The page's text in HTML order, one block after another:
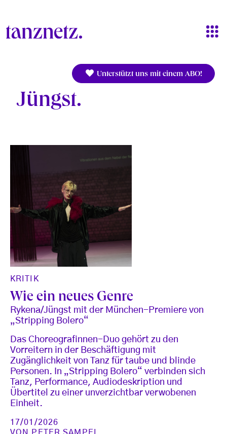
Unterstützt uns mit einem ABO!
Jüngst
KRITIK
Wie ein neues Genre
Rykena/Jüngst mit der München-Premiere von
„Stripping Bolero“
Das Choreografinnen-Duo gehört zu den
Vorreitern in der Beschäftigung mit
Zugänglichkeit von Tanz für taube und blinde
Personen. In „Stripping Bolero“ verbinden sich
Tanz, Performance, Audiodeskription und
Übertitel zu einer unverzichtbar verwobenen
Einheit.
17/01/2026